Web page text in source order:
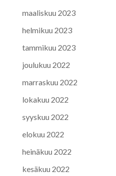
maaliskuu 2023
helmikuu 2023
tammikuu 2023
joulukuu 2022
marraskuu 2022
lokakuu 2022
syyskuu 2022
elokuu 2022
heinäkuu 2022
kesäkuu 2022